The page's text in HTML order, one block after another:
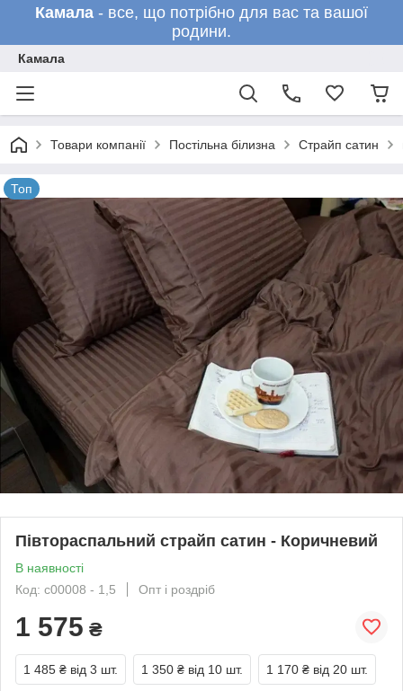
Камала - все, що потрібно для вас та вашої
родини.
Камала
Товари компанії Постільна білизна Страйп сатин
Топ
Півтораспальний страйп сатин - Коричневий
В наявності
Код: с00008 - 1,5
Опт і роздріб
1 575 ₴
1 485 ₴ від 3 шт. 1 350 ₴ від 10 шт. 1 170 ₴ від 20 шт.